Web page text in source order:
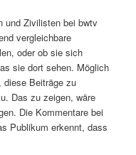
und Zivilisten bei bwtv
vergleichbare
oder ob sie sich
sie dort sehen. Möglich
diese Beiträge zu
Das zu zeigen, wäre
Die Kommentare bei
Publikum erkennt, dass